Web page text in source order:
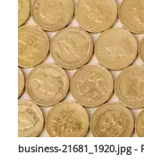
business-21681_1920.jpg -